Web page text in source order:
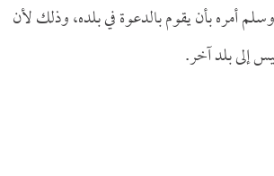
أمره بأن يقوم بالدعوة في بلده، وذلك لأن
إلى بلد آخر.